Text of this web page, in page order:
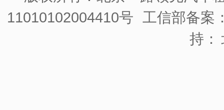
11010102004410号 工信部备案
持：